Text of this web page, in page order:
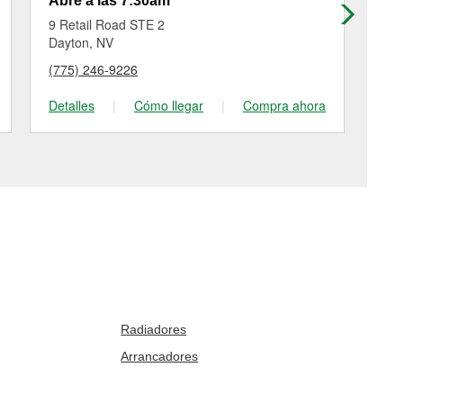
9 Retail Road STE 2
Dayton, NV
(775) 246-9226
Detalles
| Cómo llegar | Compra ahora
Radiadores
Arrancadores